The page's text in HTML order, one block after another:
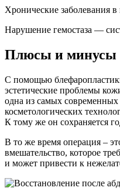
Хронические заболевания
Нарушение гемостаза —
Плюсы и минусы
С помощью
эстетические проблемы
одна из самых
косметологических
К тому же он сохраняется
В то же время операция –
вмешательство, которое
и может привести к